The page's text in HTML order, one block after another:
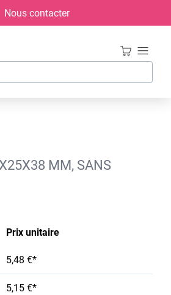
Nous contacter
MM, SANS
Prix unitaire
5,48 €*
5,15 €*